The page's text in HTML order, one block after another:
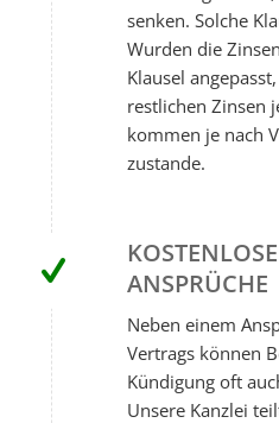
senken. Solche
Wurden die
Klausel
restlichen Zinsen
kommen je nach
zustande.
ANSPRÜCHE
Neben einem
Vertrags können
Kündigung oft
Unsere Kanzlei